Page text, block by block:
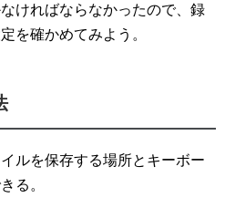
ければならなかったので、録
を確かめてみよう。
ルを保存する場所とキーボー
る。